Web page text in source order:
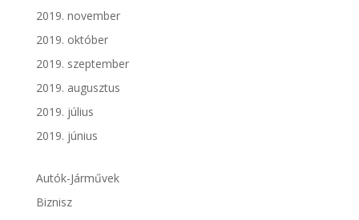
2019. november
2019. október
2019. szeptember
2019. augusztus
2019. július
2019. június
Autók-Járművek
Biznisz